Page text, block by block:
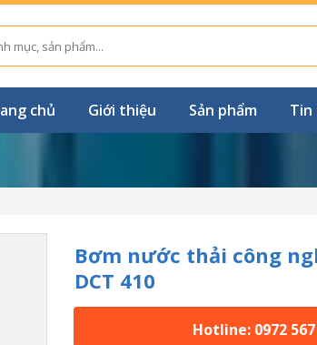
chủ Giới thiệu Sản phẩm
Bơm nước thải công
DCT 410
Hotline: 0972